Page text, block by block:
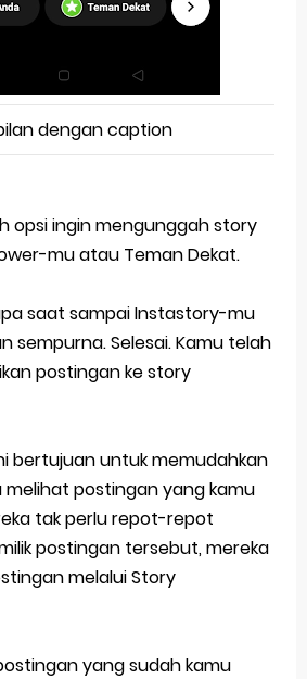
dengan caption
opsi ingin mengunggah story
mu atau Teman Dekat.
saat sampai Instastory-mu
sempurna. Selesai. Kamu telah
postingan ke story
bertujuan untuk memudahkan
postingan yang kamu
tak perlu repot-repot
postingan tersebut, mereka
melalui Story
yang sudah kamu